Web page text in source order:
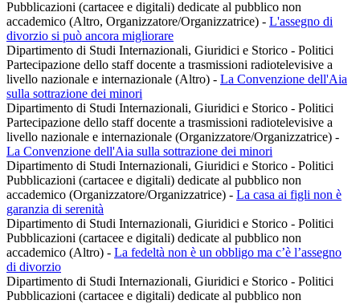
Pubblicazioni (cartacee e digitali) dedicate al pubblico non
accademico (Altro, Organizzatore/Organizzatrice) - L'assegno di
divorzio si può ancora migliorare
Dipartimento di Studi Internazionali, Giuridici e Storico - Politici
Partecipazione dello staff docente a trasmissioni radiotelevisive a
livello nazionale e internazionale (Altro) - La Convenzione dell'Aia
sulla sottrazione dei minori
Dipartimento di Studi Internazionali, Giuridici e Storico - Politici
Partecipazione dello staff docente a trasmissioni radiotelevisive a
livello nazionale e internazionale (Organizzatore/Organizzatrice) -
La Convenzione dell'Aia sulla sottrazione dei minori
Dipartimento di Studi Internazionali, Giuridici e Storico - Politici
Pubblicazioni (cartacee e digitali) dedicate al pubblico non
accademico (Organizzatore/Organizzatrice) - La casa ai figli non è
garanzia di serenità
Dipartimento di Studi Internazionali, Giuridici e Storico - Politici
Pubblicazioni (cartacee e digitali) dedicate al pubblico non
accademico (Altro) - La fedeltà non è un obbligo ma c’è l’assegno
di divorzio
Dipartimento di Studi Internazionali, Giuridici e Storico - Politici
Pubblicazioni (cartacee e digitali) dedicate al pubblico non